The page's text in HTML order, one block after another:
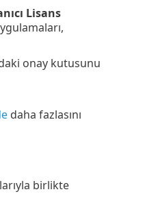
Lisans
onay kutusunu
daha fazlasını
birlikte